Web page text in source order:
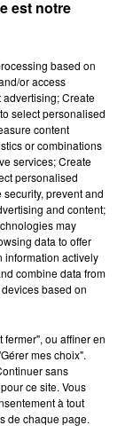
assisté
est notre
based on
or access
Create
select personalised
content
or combinations
services; Create
personalised
prevent and
and content;
may
data to offer
information actively
combine data from
based on
ou affiner en
mes choix".
sans
ce site. Vous
à tout
de chaque page.